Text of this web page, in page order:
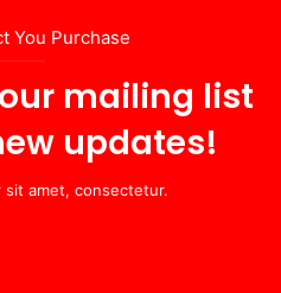
You Purchase
mailing list
updates!
sit amet, consectetur.